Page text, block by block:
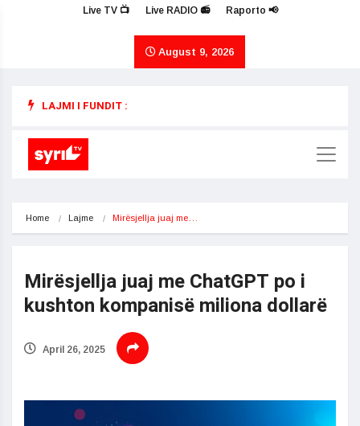
Live TV 📺 Live RADIO 📻 Raporto 📢
August 9, 2026
LAJMI I FUNDIT :
Home Lajme Mirësjellja juaj me…
Mirësjellja juaj me ChatGPT po i
kushton kompanisë miliona dollarë
April 26, 2025